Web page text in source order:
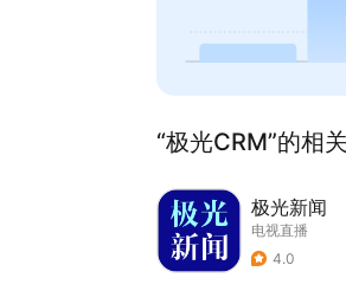
“极光CRM”的相
极光新闻
电视直播
4.0